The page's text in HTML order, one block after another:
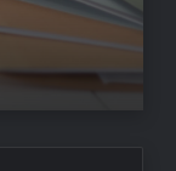
Tür Bamya